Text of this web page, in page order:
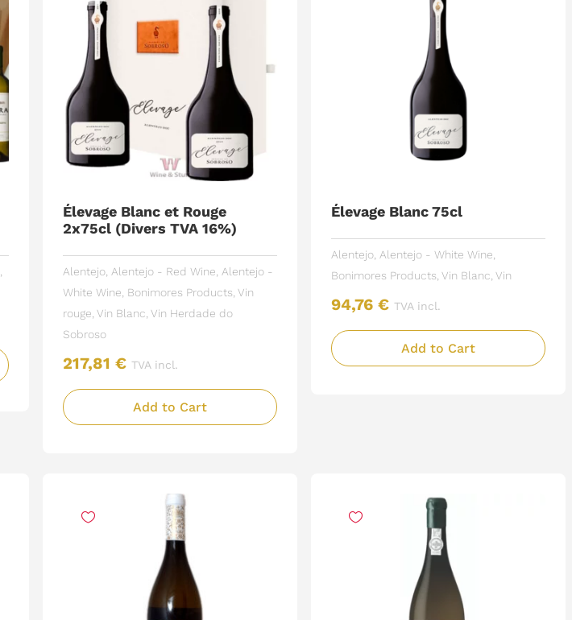
Élevage Blanc et Rouge
2x75cl (Divers TVA 16%)
Alentejo Alentejo - Red Wine Alentejo -
White Wine Bonimores Products Vin
rouge Vin Blanc Vin Herdade do
Sobroso
217,81 € TVA incl.
Add to Cart
Élevage Blanc 75cl
Alentejo, Alentejo - White Wine
Bonimores Products Vin Blanc Vin
94,76 € TVA incl.
Add to Cart